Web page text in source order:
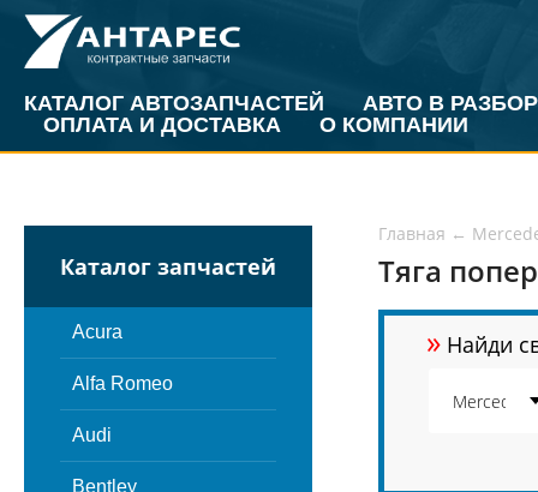
КАТАЛОГ АВТОЗАПЧАСТЕЙ
АВТО В РАЗБОР
ОПЛАТА И ДОСТАВКА
О КОМПАНИИ
Каталог запчастей
Acura
Alfa Romeo
Audi
Bentley
Главная ←
Тяга
» Найди